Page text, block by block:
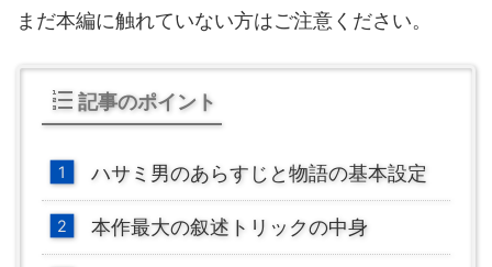
まだ本編に触れていない方はご注意ください。
記事のポイント
ハサミ男のあらすじと物語の基本設定
本作最大の叙述トリックの中身